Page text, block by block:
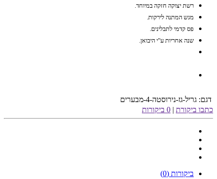
רשת יצוקה חזקה במיוחד.
מגש המתנה לירקות.
פס קדמי לתבלינים.
שנה אחריות ע"י היבואן.
דגם: גריל-גז-נירוסטה-4-מבערים
כתבו ביקורת | 0 ביקורות
ביקורות (0)